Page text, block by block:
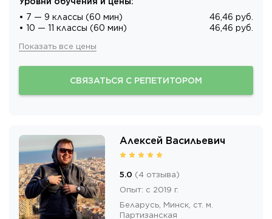
• 7 — 9 классы (60 мин)
46,46 руб.
• 10 — 11 классы (60 мин)
46,46 руб.
Показать все цены
СВЯЗАТЬСЯ С РЕПЕТИТОРОМ
Алексей Васильевич
5.0 (4 отзыва)
Опыт: с 2019 г.
Беларусь, Минск, ст. м.
Партизанская